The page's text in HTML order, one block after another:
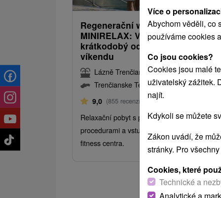
Regenerační wellness pobyt
MINIRELAX: Vhodný pro
krátkodobý odpočinek nejen o
víkendu
Lázně Trenčianske Teplice
Trenčianske Teplice
9,0 (855 recenzí) Od 2 Nocí
Relaxační pobyt s polopenzí, sklenkou vína,
procedurami a vstupy do bazénů, wellnessu a
fitness centra.
Více o
Abychom věděli, co
používáme cookies
Co jsou cookies?
Cookies jsou malé
uživatelský zážitek.
najít.
Kdykoli se můžete
Zákon uvádí, že
stránky. Pro
Cookies, které
Technické a